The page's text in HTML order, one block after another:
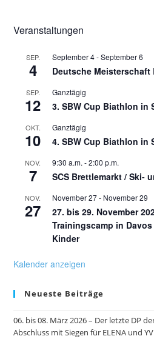
Veranstaltungen
SEP.
4
September 4-September 6
Deutsche Meisterschaft
SEP.
12
Ganztägig
3. SBW Cup Biathlon in
OKT.
10
Ganztägig
4. SBW Cup Biathlon in
NOV.
7
9:30 a.m. -2:00 p.m.
SCS Brettlemarkt / Ski-
NOV.
27
November 27- November 29
27. bis 29. November
Trainingscamp in
Kinder
Kalender anzeigen
Neueste Beiträge
06. bis 08. März 2026 – Der letzte DP
Abschluss mit Siegen für ELENA und